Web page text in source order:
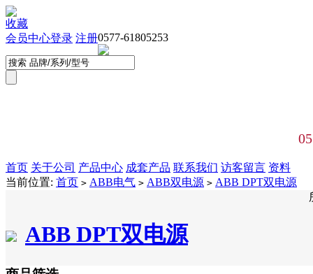
收藏
0577-61805253
登录 注册
会员中心
首页 关于公司 产品中心 成套产品 联系我们 访客留言 资料
当前位置: 首页 > ABB电气 > ABB双电源 > ABB DPT双电源
ABB DPT双电源